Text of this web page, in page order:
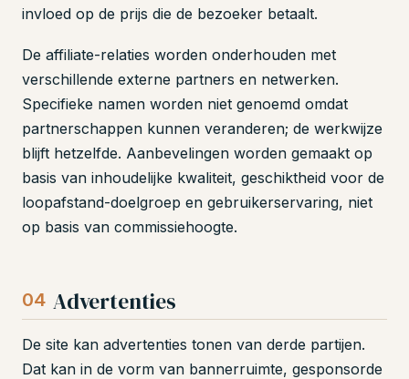
invloed op de prijs die de bezoeker betaalt.
De affiliate-relaties worden onderhouden met
verschillende externe partners en netwerken.
Specifieke namen worden niet genoemd omdat
partnerschappen kunnen veranderen; de werkwijze
blijft hetzelfde. Aanbevelingen worden gemaakt op
basis van inhoudelijke kwaliteit, geschiktheid voor de
loopafstand-doelgroep en gebruikerservaring, niet
op basis van commissiehoogte.
04 Advertenties
De site kan advertenties tonen van derde partijen.
Dat kan in de vorm van bannerruimte, gesponsorde